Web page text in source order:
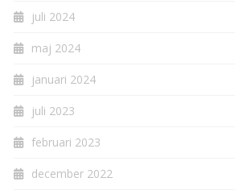
juli 2024
maj 2024
januari 2024
juli 2023
februari 2023
december 2022